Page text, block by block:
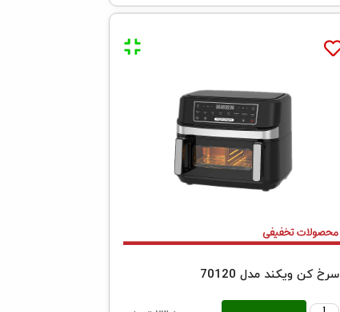
سرخ کن ویکند مدل 70120